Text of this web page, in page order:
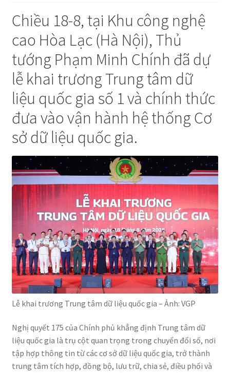
Chiều 18-8, tại Khu công nghệ
cao Hòa Lạc (Hà Nội), Thủ
tướng Phạm Minh Chính đã dự
lễ khai trương Trung tâm dữ
liệu quốc gia số 1 và chính thức
đưa vào vận hành hệ thống Cơ
sở dữ liệu quốc gia.
Lễ khai trương Trung tâm dữ liệu quốc gia – Ảnh: VGP
Nghị quyết 175 của Chính phủ khẳng định Trung tâm dữ
liệu quốc gia là trụ cột quan trọng trong chuyển đổi số, nơi
tập hợp thông tin từ các cơ sở dữ liệu quốc gia, trở thành
trung tâm tích hợp, đồng bộ, lưu trữ, chia sẻ, điều phối và